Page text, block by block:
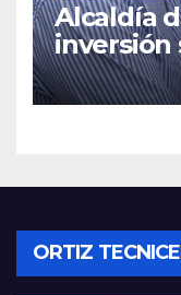
Alcaldía
inversión
locales
ORTIZ